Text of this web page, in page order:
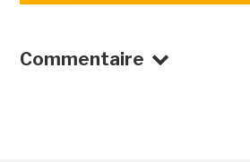
Commentaire